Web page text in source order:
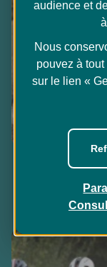
Thomas
amateur est
A la une
audience et
Nous
pouvez à
sur le lien «